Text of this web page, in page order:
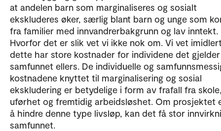
at andelen barn som marginaliseres og sosialt
ekskluderes øker, særlig blant barn og unge som
fra familier med innvandrerbakgrunn og lav inntekt.
Hvorfor det er slik vet vi ikke nok om. Vi vet
dette har store kostnader for individene det
samfunnet ellers. De individuelle og
kostnadene knyttet til marginalisering og sosial
ekskludering er betydelige i form av frafall fra
uførhet og fremtidig arbeidsløshet. Om prosjektet
å hindre denne type livsløp, kan det få stor
samfunnet.